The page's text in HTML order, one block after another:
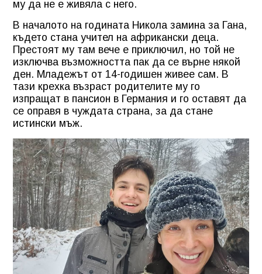
му да не е живяла с него.
В началото на годината Никола замина за Гана,
където стана учител на африкански деца.
Престоят му там вече е приключил, но той не
изключва възможността пак да се върне някой
ден. Младежът от 14-годишен живее сам. В
тази крехка възраст родителите му го
изпращат в пансион в Германия и го оставят да
се оправя в чуждата страна, за да стане
истински мъж.